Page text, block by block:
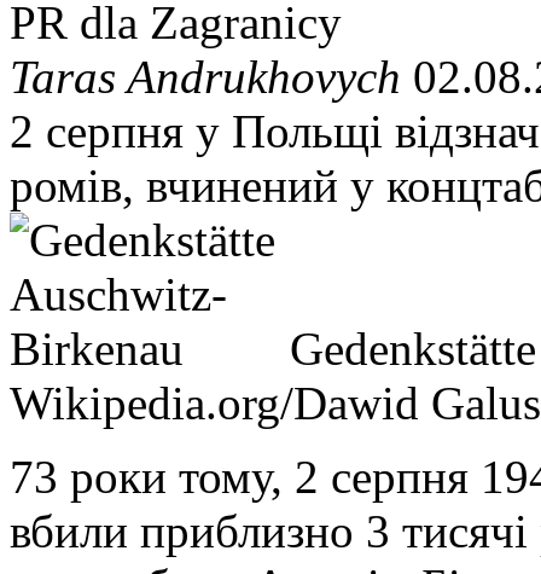
PR dla Zagranicy
Taras Andrukhovych
2 серпня у Польщі
ромів, вчинений у
Wikipedia.org/Dawid Galus
73 роки тому, 2 серпня
вбили приблизно 3 тисячі